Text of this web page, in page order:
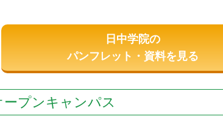
日中学院の
パンフレット・資料を見る
ープンキャンパス